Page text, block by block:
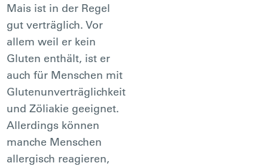
Mais ist in der Regel
gut verträglich. Vor
allem weil er kein
Gluten enthält, ist er
auch für Menschen mit
Glutenunverträglichkeit
und Zöliakie geeignet.
Allerdings können
manche Menschen
allergisch reagieren,